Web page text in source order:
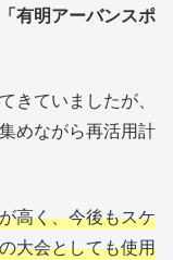
「有明アーバンスポ
きていましたが、
めながら再活用計
が高く、今後もスケ
大会としても使用